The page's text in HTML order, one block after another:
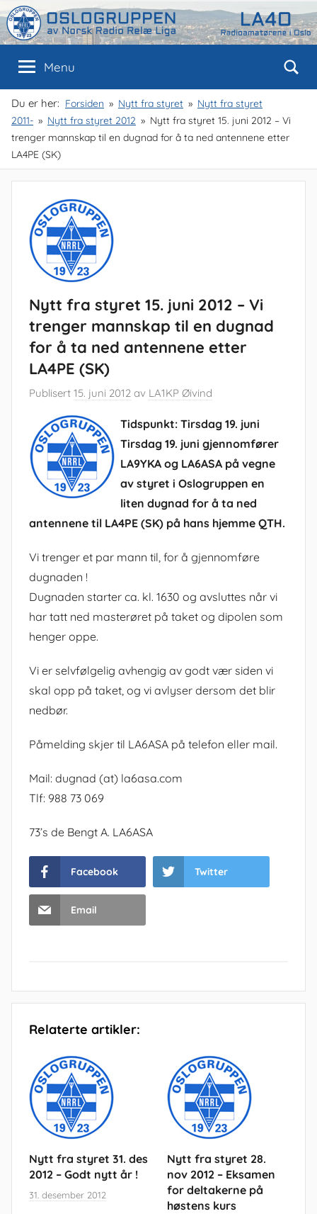
Skip
to
content
Oslogruppen
av
NRRL
Oslo
Menu
Du er her: Forsiden Nytt fra styret
Nytt fra styret
2011-
Nytt fra styret 2012
Nytt fra styret 15. juni 2012 – Vi
trenger mannskap til en dugnad for å ta ned antennene etter
LA4PE (SK)
Nytt fra styret 15. juni 2012 – Vi
trenger mannskap til en dugnad
for å ta ned antennene etter
LA4PE (SK)
Publisert 15. juni 2012 av LA1KP Øivind
Tidspunkt: Tirsdag 19. juni
Tirsdag 19. juni gjennomfører
LA9YKA og LA6ASA på vegne
av styret i Oslogruppen en
liten dugnad for å ta ned
antennene til LA4PE (SK) på hans hjemme QTH.
Vi trenger et par mann til, for å gjennomføre
dugnaden !
Dugnaden starter ca. kl. 1630 og avsluttes når vi
har tatt ned masterøret på taket og dipolen som
henger oppe.
Vi er selvfølgelig avhengig av godt vær siden vi
skal opp på taket, og vi avlyser dersom det blir
nedbør.
Påmelding skjer til LA6ASA på telefon eller mail.
Mail: dugnad (at) la6asa.com
Tlf: 988 73 069
73’s de Bengt A. LA6ASA
Facebook Twitter
Email
Relaterte artikler:
Nytt fra styret 31. des
2012 – Godt nytt år !
31. desember 2012
Nytt fra styret 28.
nov 2012 – Eksamen
for deltakerne på
høstens kurs